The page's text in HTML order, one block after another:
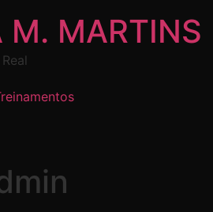
MARTINS